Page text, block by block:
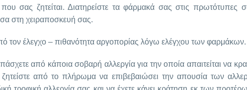
σας ζητείται. Διατηρείστε τα φάρμακά σας στις πρωτότυπες
στη χειραποσκευή σας.
τον έλεγχο – πιθανότητα αργοπορίας λόγω ελέγχου των φαρμάκων.
από κάποια σοβαρή αλλεργία για την οποία απαιτείται να
από το πλήρωμα να επιβεβαιώσει την απουσία των